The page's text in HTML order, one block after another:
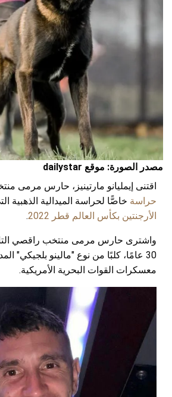
مصدر الصورة: موقع dailystar
اقتنى إيمليانو مارتينيز، حارس مرمى
حراسة خاصًّا لحراسة الميدالية الذهبية
الأرجنتين بكأس العالم قطر 2022
.
واشترى حارس مرمى منتخب راقصي
30 عامًا، كلبًا من نوع "مالينو بلجيكي"
معسكرات القوات البحرية الأمريكية.